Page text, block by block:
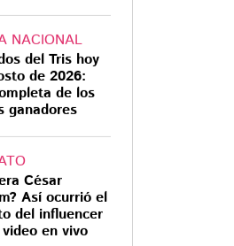
tu hijo
flores
Oseguera
apareció
NACIONAL
del Tris hoy
de 2026:
de los
ganadores
César
Así ocurrió el
del influencer
en vivo